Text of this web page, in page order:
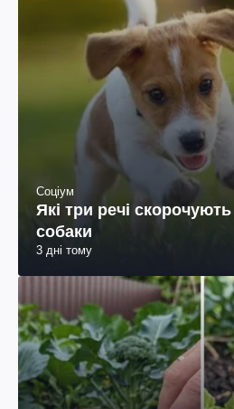
Соціум
Які три речі
собаки
3 дні тому